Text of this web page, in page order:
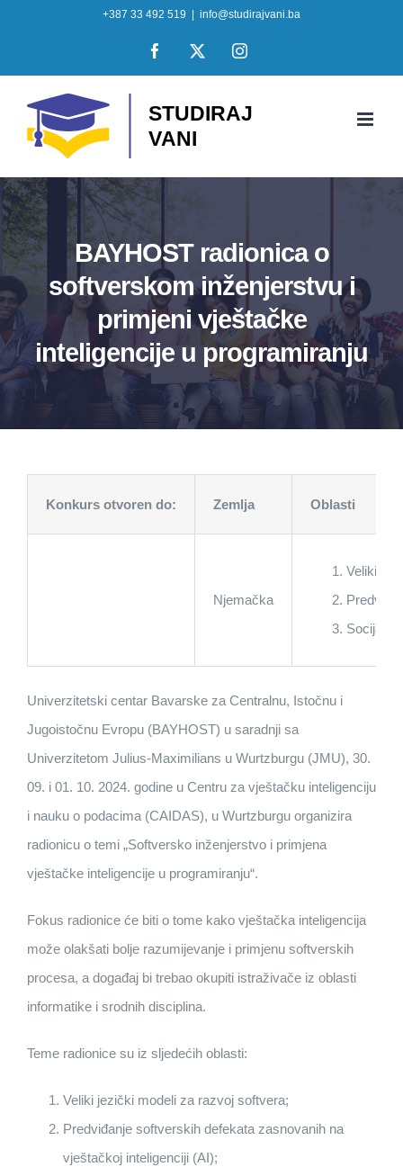
+387 33 492 519 info@studirajvani.ba
Facebook
X Instagram
BAYHOST radionica o
softverskom inženjerstvu i
primjeni vještačke
inteligencije u programiranju
Konkurs otvoren do: Zemlja Oblasti
Njemačka
Veliki
Univerzitetski centar Bavarske za Centralnu, Istočnu i
Jugoistočnu Evropu (BAYHOST) u saradnji sa
Univerzitetom Julius-Maximilians u Wurtzburgu (JMU), 30.
09. i 01. 10. 2024. godine u Centru za vještačku inteligenciju
i nauku o podacima (CAIDAS), u Wurtzburgu organizira
radionicu o temi „Softversko inženjerstvo i primjena
vještačke inteligencije u programiranju“.
Fokus radionice će biti o tome kako vještačka inteligencija
može olakšati bolje razumijevanje i primjenu softverskih
procesa, a događaj bi trebao okupiti istraživače iz oblasti
informatike i srodnih disciplina.
Teme radionice su iz sljedećih oblasti:
Veliki jezički modeli za razvoj softvera;
Predviđanje softverskih defekata zasnovanih na
vještačkoj inteligenciji (AI);